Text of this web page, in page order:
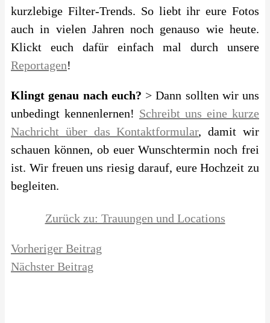
kurzlebige Filter-Trends. So liebt ihr eure Fotos
auch in vielen Jahren noch genauso wie heute.
Klickt euch dafür einfach mal durch unsere
Reportagen!
Klingt genau nach euch? > Dann sollten wir uns
unbedingt kennenlernen! Schreibt uns eine kurze
Nachricht über das Kontaktformular, damit wir
schauen können, ob euer Wunschtermin noch frei
ist. Wir freuen uns riesig darauf, eure Hochzeit zu
begleiten.
Zurück zu: Trauungen und Locations
Vorheriger Beitrag
Nächster Beitrag